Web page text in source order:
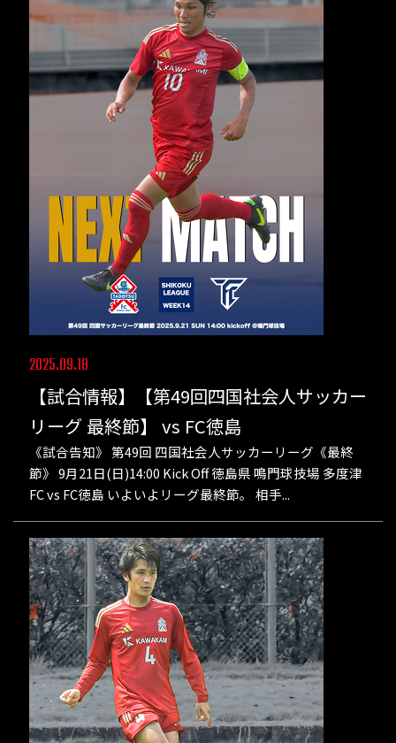
2025.09.18
【試合情報】【第49回四国社会人サッカー
リーグ 最終節】 vs FC徳島
《試合告知》 第49回 四国社会人サッカーリーグ《最終
節》 9月21日(日)14:00 Kick Off 徳島県 鳴門球技場 多度津
FC vs FC徳島 いよいよリーグ最終節。 相手...